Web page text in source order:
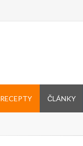
RECEPTY ČLÁNKY